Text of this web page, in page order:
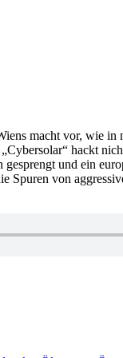
macht vor, wie
hackt
und ein
von